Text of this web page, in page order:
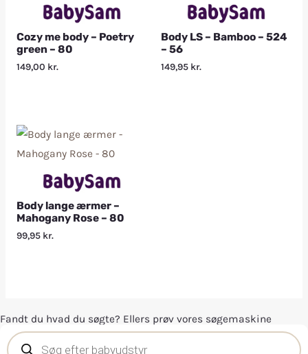
Cozy me body – Poetry
green – 80
149,00 kr.
Body LS – Bamboo – 524
– 56
149,95 kr.
Body lange ærmer –
Mahogany Rose – 80
99,95 kr.
Fandt du hvad du søgte? Ellers prøv vores søgemaskine